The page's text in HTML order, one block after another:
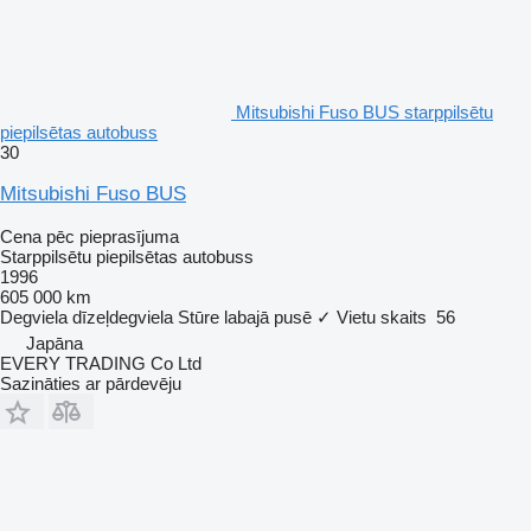
Mitsubishi Fuso BUS starppilsētu
piepilsētas autobuss
30
Mitsubishi Fuso BUS
Cena pēc pieprasījuma
Starppilsētu piepilsētas autobuss
1996
605 000 km
Degviela dīzeļdegviela Stūre labajā pusē ✓ Vietu skaits 56
Japāna
EVERY TRADING Co Ltd
Sazināties ar pārdevēju